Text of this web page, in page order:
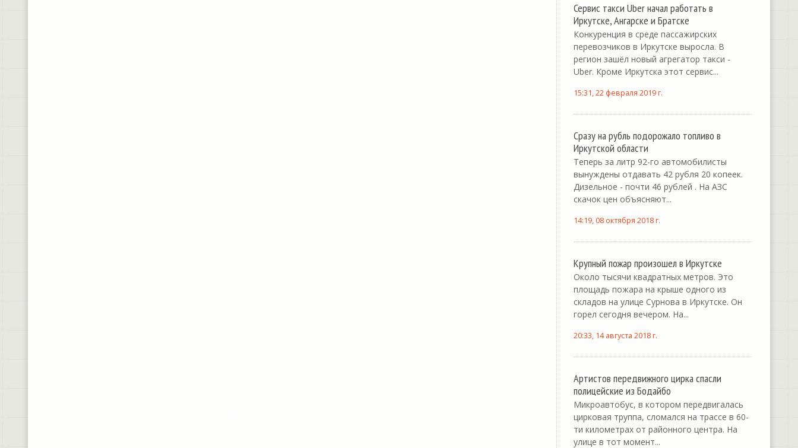
Сервис такси Uber начал работать в
Иркутске, Ангарске и Братске
Конкуренция в среде пассажирских
перевозчиков в Иркутске выросла. В
регион зашёл новый агрегатор такси -
Uber. Кроме Иркутска этот сервис...
15:31, 22 февраля 2019 г.
Сразу на рубль подорожало топливо в
Иркутской области
Теперь за литр 92-го автомобилисты
вынуждены отдавать 42 рубля 20 копеек.
Дизельное - почти 46 рублей . На АЗС
скачок цен объясняют...
14:19, 08 октября 2018 г.
Крупный пожар произошел в Иркутске
Около тысячи квадратных метров. Это
площадь пожара на крыше одного из
складов на улице Сурнова в Иркутске. Он
горел сегодня вечером. На...
20:33, 14 августа 2018 г.
Артистов передвижного цирка спасли
полицейские из Бодайбо
Микроавтобус, в котором передвигалась
цирковая труппа, сломался на трассе в 60-
ти километрах от районного центра. На
улице в тот момент...